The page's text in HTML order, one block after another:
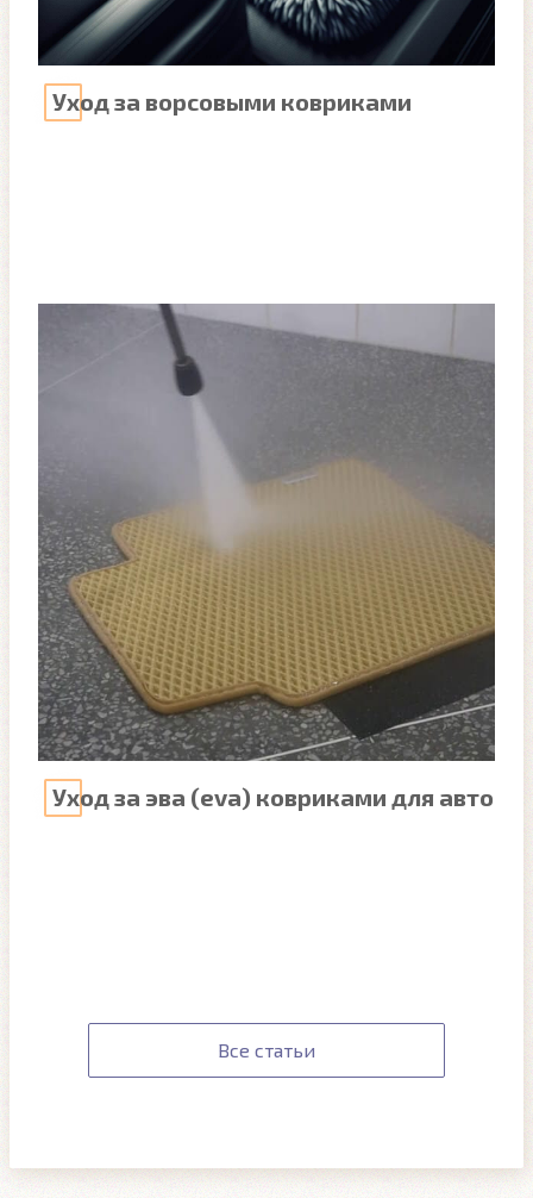
Уход за ворсовыми ковриками
Уход за эва (eva) ковриками для авто
Все статьи